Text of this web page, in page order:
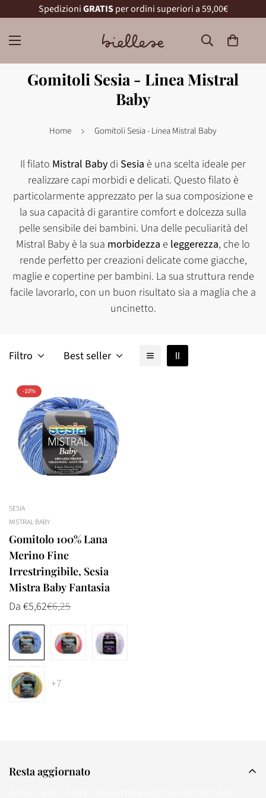
SpedizioniGRATISper ordini superiori a 59,00€
Gomitoli Sesia - Linea Mistral
Baby
Home Gomitoli Sesia - Linea Mistral Baby
Il filato Mistral Baby di Sesia è una scelta ideale per
realizzare capi morbidi e delicati. Questo filato è
particolarmente apprezzato per la sua composizione e
la sua capacità di garantire comfort e dolcezza sulla
pelle sensibile dei bambini. Una delle peculiarità del
Mistral Baby è la sua morbidezza e leggerezza, che lo
rende perfetto per creazioni delicate come giacche,
maglie e copertine per bambini. La sua struttura rende
facile lavorarlo, con un buon risultato sia a maglia che a
uncinetto.
Filtro Best seller
-10%
SESIA
MISTRAL BABY
Gomitolo 100% Lana
Merino Fine
Irrestringibile, Sesia
Mistra Baby Fantasia
Prezzo
vendita
Da €5,62
Prezzo €6,25
+7
Resta aggiornato
Are you 18 years old or older?
No, I'm not